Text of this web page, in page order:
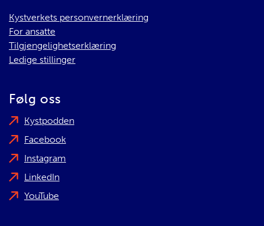
Kystverkets personvernerklæring
For ansatte
Tilgjengelighetserklæring
Ledige stillinger
Følg oss
Kystpodden
Facebook
Instagram
LinkedIn
YouTube